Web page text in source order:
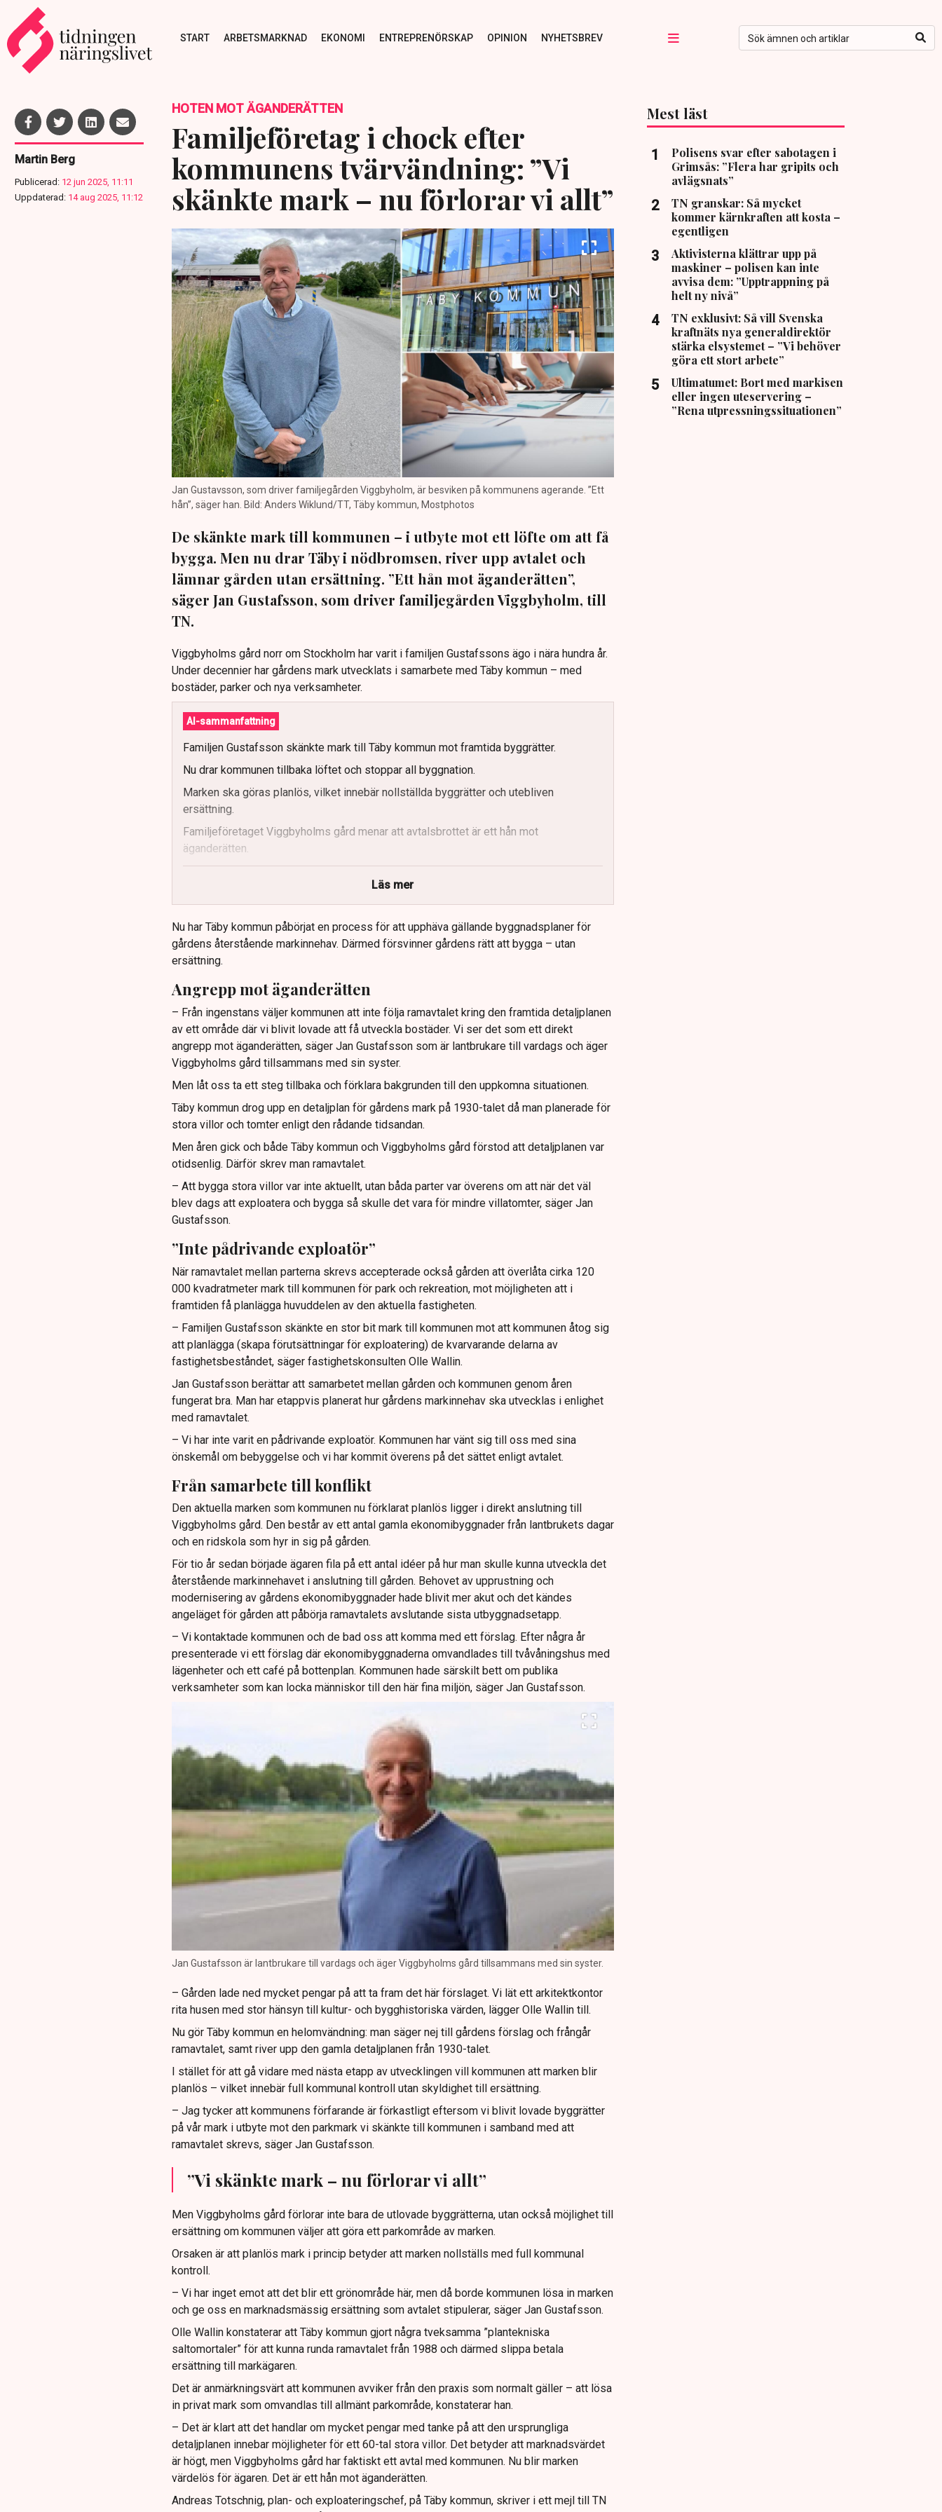
START ARBETSMARKNAD EKONOMI ENTREPRENÖRSKAP OPINION NYHETSBREV
Martin Berg
Publicerad: 12 jun 2025, 11:11
Uppdaterad: 14 aug 2025, 11:12
HOTEN MOT ÄGANDERÄTTEN
Familjeföretag i chock efter
kommunens tvärvändning: ”Vi
skänkte mark – nu förlorar vi allt”
Jan Gustavsson, som driver familjegården Viggbyholm, är besviken på kommunens agerande. ”Ett
hån”, säger han. Bild: Anders Wiklund/TT, Täby kommun, Mostphotos
De skänkte mark till kommunen – i utbyte mot ett löfte om att få
bygga. Men nu drar Täby i nödbromsen, river upp avtalet och
lämnar gården utan ersättning. ”Ett hån mot äganderätten”,
säger Jan Gustafsson, som driver familjegården Viggbyholm, till
TN.
Viggbyholms gård norr om Stockholm har varit i familjen Gustafssons ägo i nära hundra år.
Under decennier har gårdens mark utvecklats i samarbete med Täby kommun – med
bostäder, parker och nya verksamheter.
AI-sammanfattning
Familjen Gustafsson skänkte mark till Täby kommun mot framtida byggrätter.
Nu drar kommunen tillbaka löftet och stoppar all byggnation.
Marken ska göras planlös, vilket innebär nollställda byggrätter och utebliven
ersättning.
Familjeföretaget Viggbyholms gård menar att avtalsbrottet är ett hån mot
äganderätten.
Läs mer
Nu har Täby kommun påbörjat en process för att upphäva gällande byggnadsplaner för
gårdens återstående markinnehav. Därmed försvinner gårdens rätt att bygga – utan
ersättning.
Angrepp mot äganderätten
– Från ingenstans väljer kommunen att inte följa ramavtalet kring den framtida detaljplanen
av ett område där vi blivit lovade att få utveckla bostäder. Vi ser det som ett direkt
angrepp mot äganderätten, säger Jan Gustafsson som är lantbrukare till vardags och äger
Viggbyholms gård tillsammans med sin syster.
Men låt oss ta ett steg tillbaka och förklara bakgrunden till den uppkomna situationen.
Täby kommun drog upp en detaljplan för gårdens mark på 1930-talet då man planerade för
stora villor och tomter enligt den rådande tidsandan.
Men åren gick och både Täby kommun och Viggbyholms gård förstod att detaljplanen var
otidsenlig. Därför skrev man ramavtalet.
– Att bygga stora villor var inte aktuellt, utan båda parter var överens om att när det väl
blev dags att exploatera och bygga så skulle det vara för mindre villatomter, säger Jan
Gustafsson.
”Inte pådrivande exploatör”
När ramavtalet mellan parterna skrevs accepterade också gården att överlåta cirka 120
000 kvadratmeter mark till kommunen för park och rekreation, mot möjligheten att i
framtiden få planlägga huvuddelen av den aktuella fastigheten.
– Familjen Gustafsson skänkte en stor bit mark till kommunen mot att kommunen åtog sig
att planlägga (skapa förutsättningar för exploatering) de kvarvarande delarna av
fastighetsbeståndet, säger fastighetskonsulten Olle Wallin.
Jan Gustafsson berättar att samarbetet mellan gården och kommunen genom åren
fungerat bra. Man har etappvis planerat hur gårdens markinnehav ska utvecklas i enlighet
med ramavtalet.
– Vi har inte varit en pådrivande exploatör. Kommunen har vänt sig till oss med sina
önskemål om bebyggelse och vi har kommit överens på det sättet enligt avtalet.
Från samarbete till konflikt
Den aktuella marken som kommunen nu förklarat planlös ligger i direkt anslutning till
Viggbyholms gård. Den består av ett antal gamla ekonomibyggnader från lantbrukets dagar
och en ridskola som hyr in sig på gården.
För tio år sedan började ägaren fila på ett antal idéer på hur man skulle kunna utveckla det
återstående markinnehavet i anslutning till gården. Behovet av upprustning och
modernisering av gårdens ekonomibyggnader hade blivit mer akut och det kändes
angeläget för gården att påbörja ramavtalets avslutande sista utbyggnadsetapp.
– Vi kontaktade kommunen och de bad oss att komma med ett förslag. Efter några år
presenterade vi ett förslag där ekonomibyggnaderna omvandlades till tvåvåningshus med
lägenheter och ett café på bottenplan. Kommunen hade särskilt bett om publika
verksamheter som kan locka människor till den här fina miljön, säger Jan Gustafsson.
Jan Gustafsson är lantbrukare till vardags och äger Viggbyholms gård tillsammans med sin syster.
– Gården lade ned mycket pengar på att ta fram det här förslaget. Vi lät ett arkitektkontor
rita husen med stor hänsyn till kultur- och bygghistoriska värden, lägger Olle Wallin till.
Nu gör Täby kommun en helomvändning: man säger nej till gårdens förslag och frångår
ramavtalet, samt river upp den gamla detaljplanen från 1930-talet.
I stället för att gå vidare med nästa etapp av utvecklingen vill kommunen att marken blir
planlös – vilket innebär full kommunal kontroll utan skyldighet till ersättning.
– Jag tycker att kommunens förfarande är förkastligt eftersom vi blivit lovade byggrätter
på vår mark i utbyte mot den parkmark vi skänkte till kommunen i samband med att
ramavtalet skrevs, säger Jan Gustafsson.
”Vi skänkte mark – nu förlorar vi allt”
Men Viggbyholms gård förlorar inte bara de utlovade byggrätterna, utan också möjlighet till
ersättning om kommunen väljer att göra ett parkområde av marken.
Orsaken är att planlös mark i princip betyder att marken nollställs med full kommunal
kontroll.
– Vi har inget emot att det blir ett grönområde här, men då borde kommunen lösa in marken
och ge oss en marknadsmässig ersättning som avtalet stipulerar, säger Jan Gustafsson.
Olle Wallin konstaterar att Täby kommun gjort några tveksamma ”plantekniska
saltomortaler” för att kunna runda ramavtalet från 1988 och därmed slippa betala
ersättning till markägaren.
Det är anmärkningsvärt att kommunen avviker från den praxis som normalt gäller – att lösa
in privat mark som omvandlas till allmänt parkområde, konstaterar han.
– Det är klart att det handlar om mycket pengar med tanke på att den ursprungliga
detaljplanen innebar möjligheter för ett 60-tal stora villor. Det betyder att marknadsvärdet
är högt, men Viggbyholms gård har faktiskt ett avtal med kommunen. Nu blir marken
värdelös för ägaren. Det är ett hån mot äganderätten.
Andreas Totschnig, plan- och exploateringschef, på Täby kommun, skriver i ett mejl till TN
Mest läst
Polisens svar efter sabotagen i
Grimsås: ”Flera har gripits och
avlägsnats”
TN granskar: Så mycket
kommer kärnkraften att kosta –
egentligen
Aktivisterna klättrar upp på
maskiner – polisen kan inte
avvisa dem: ”Upptrappning på
helt ny nivå”
TN exklusivt: Så vill Svenska
kraftnäts nya generaldirektör
stärka elsystemet – ”Vi behöver
göra ett stort arbete”
Ultimatumet: Bort med markisen
eller ingen uteservering –
”Rena utpressningssituationen”